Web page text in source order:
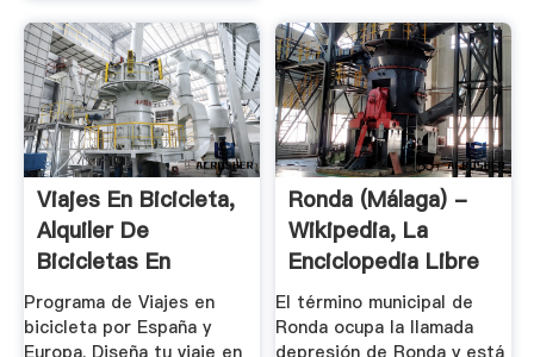
Viajes En Bicicleta,
Alquiler De
Bicicletas En
Madrid ...
Programa de Viajes en
bicicleta por España y
Ronda (Málaga) -
Wikipedia, La
Enciclopedia Libre
El término municipal de
Ronda ocupa la llamada